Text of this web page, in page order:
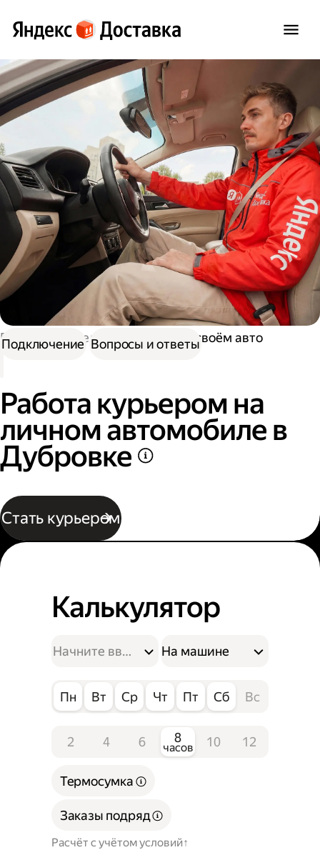
Работа водителем Работа на своём авто
Работа курьером на
личном автомобиле в
Дубровке
Стать курьером
Подключение Вопросы и ответы
Калькулятор
На машине
Пн Вт Ср Чт Пт Сб Вс
2 4 6 8
часов 10 12
Расчёт с учётом условий
Термосумка
Заказы подряд